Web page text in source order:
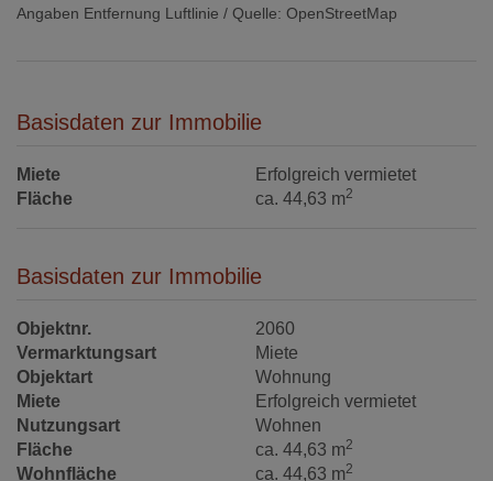
Angaben Entfernung Luftlinie / Quelle: OpenStreetMap
Basisdaten zur Immobilie
Miete
Erfolgreich vermietet
Fläche
ca. 44,63 m2
Basisdaten zur Immobilie
Objektnr.
2060
Vermarktungsart
Miete
Objektart
Wohnung
Miete
Erfolgreich vermietet
Nutzungsart
Wohnen
Fläche
ca. 44,63 m2
Wohnfläche ca. 44,63 m2